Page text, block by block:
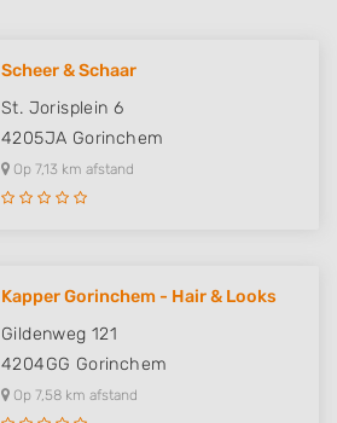
Scheer & Schaar
St. Jorisplein 6
4205JA Gorinchem
Op 7,13 km afstand
Kapper Gorinchem - Hair & Looks
Gildenweg 121
4204GG Gorinchem
Op 7,58 km afstand